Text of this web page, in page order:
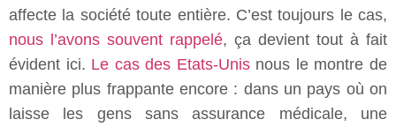
affecte la société toute entière. C’est toujours le cas,
nous l’avons souvent rappelé, ça devient tout à fait
évident ici. Le cas des Etats-Unisnous le montre de
manière plus frappante encore : dans un pays où on
laisse les gens sans assurance médicale, une